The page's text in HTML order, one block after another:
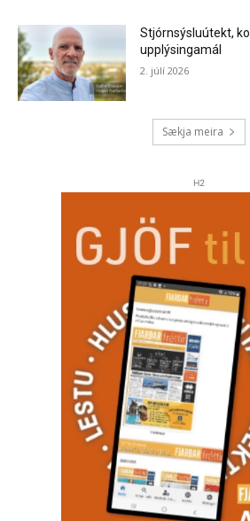
Stjórnsýsluútekt,
upplýsingamál
2. júlí 2026
Sækja meira
H2